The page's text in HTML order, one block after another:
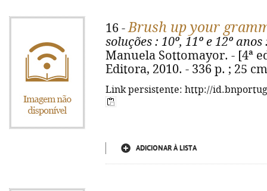
16 -Brush up your
soluções : 10º, 11º e 12º anos
Manuela Sottomayor. - [4ª
Editora, 2010. - 336 p. ; 25
Link persistente: http://
ADICIONAR À LISTA